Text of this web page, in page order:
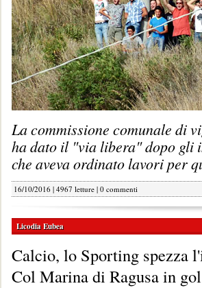
La commissione comunale di
ha dato il "via libera" dopo gli
che aveva ordinato lavori per
16/10/2016 | 4967 letture | 0 commenti
Licodia Eubea
Calcio, lo Sporting spezza
Col Marina di Ragusa in